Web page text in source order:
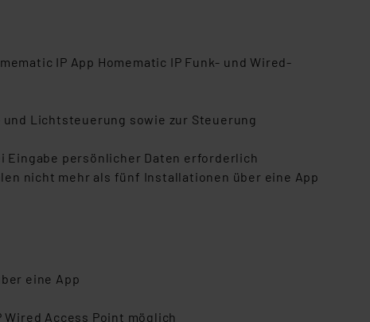
IP App Homematic IP Funk- und Wired-
und Lichtsteuerung sowie zur Steuerung
Eingabe persönlicher Daten erforderlich
nicht mehr als fünf Installationen über eine App
eine App
Access Point möglich